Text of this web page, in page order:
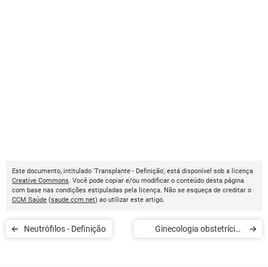
Este documento, intitulado 'Transplante - Definição', está disponível sob a licença
Creative Commons. Você pode copiar e/ou modificar o conteúdo desta página
com base nas condições estipuladas pela licença. Não se esqueça de creditar o
CCM Saúde (saude.ccm.net) ao utilizar este artigo.
Neutrófilos - Definição
Ginecologia obstetrícia -